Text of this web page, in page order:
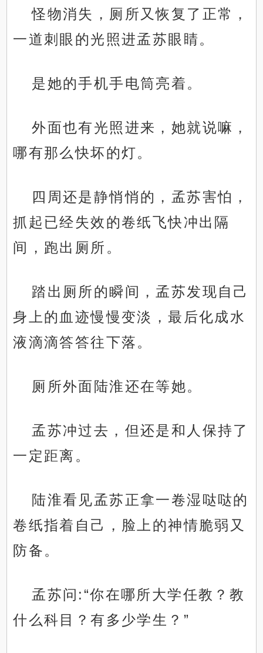
怪物消失，厕所又恢复了正常，
一道刺眼的光照进孟苏眼睛。
是她的手机手电筒亮着。
外面也有光照进来，她就说嘛，
哪有那么快坏的灯。
四周还是静悄悄的，孟苏害怕，
抓起已经失效的卷纸飞快冲出隔
间，跑出厕所。
踏出厕所的瞬间，孟苏发现自己
身上的血迹慢慢变淡，最后化成水
液滴滴答答往下落。
厕所外面陆淮还在等她。
孟苏冲过去，但还是和人保持了
一定距离。
陆淮看见孟苏正拿一卷湿哒哒的
卷纸指着自己，脸上的神情脆弱又
防备。
孟苏问:“你在哪所大学任教？教
什么科目？有多少学生？”